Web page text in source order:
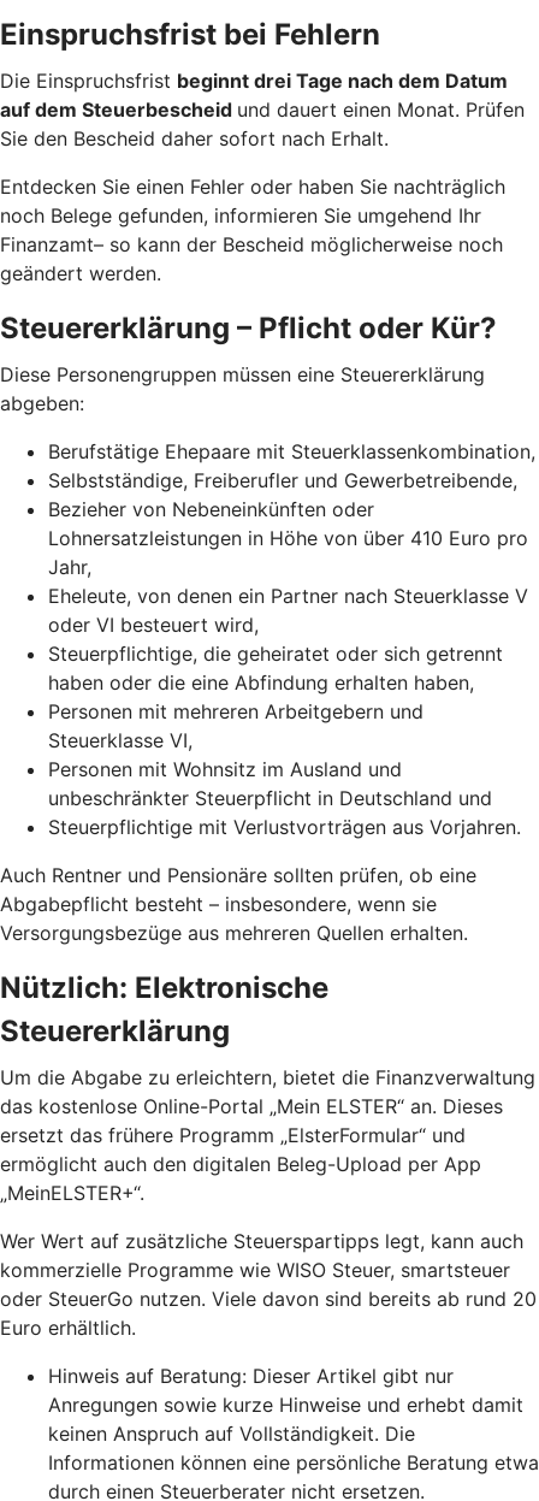
Einspruchsfrist bei Fehlern
Die Einspruchsfrist beginnt drei Tage nach dem Datum
auf dem Steuerbescheid und dauert einen Monat. Prüfen
Sie den Bescheid daher sofort nach Erhalt.
Entdecken Sie einen Fehler oder haben Sie nachträglich
noch Belege gefunden, informieren Sie umgehend Ihr
Finanzamt– so kann der Bescheid möglicherweise noch
geändert werden.
Steuererklärung – Pflicht oder Kür?
Diese Personengruppen müssen eine Steuererklärung
abgeben:
Berufstätige Ehepaare mit Steuerklassenkombination,
Selbstständige, Freiberufler und Gewerbetreibende,
Bezieher von Nebeneinkünften oder
Lohnersatzleistungen in Höhe von über 410 Euro pro
Jahr,
Eheleute, von denen ein Partner nach Steuerklasse V
oder VI besteuert wird,
Steuerpflichtige, die geheiratet oder sich getrennt
haben oder die eine Abfindung erhalten haben,
Personen mit mehreren Arbeitgebern und
Steuerklasse VI,
Personen mit Wohnsitz im Ausland und
unbeschränkter Steuerpflicht in Deutschland und
Steuerpflichtige mit Verlustvorträgen aus Vorjahren.
Auch Rentner und Pensionäre sollten prüfen, ob eine
Abgabepflicht besteht – insbesondere, wenn sie
Versorgungsbezüge aus mehreren Quellen erhalten.
Nützlich: Elektronische
Steuererklärung
Um die Abgabe zu erleichtern, bietet die Finanzverwaltung
das kostenlose Online-Portal „Mein ELSTER“ an. Dieses
ersetzt das frühere Programm „ElsterFormular“ und
ermöglicht auch den digitalen Beleg-Upload per App
„MeinELSTER+“.
Wer Wert auf zusätzliche Steuerspartipps legt, kann auch
kommerzielle Programme wie WISO Steuer, smartsteuer
oder SteuerGo nutzen. Viele davon sind bereits ab rund 20
Euro erhältlich.
Hinweis auf Beratung: Dieser Artikel gibt nur
Anregungen sowie kurze Hinweise und erhebt damit
keinen Anspruch auf Vollständigkeit. Die
Informationen können eine persönliche Beratung etwa
durch einen Steuerberater nicht ersetzen.